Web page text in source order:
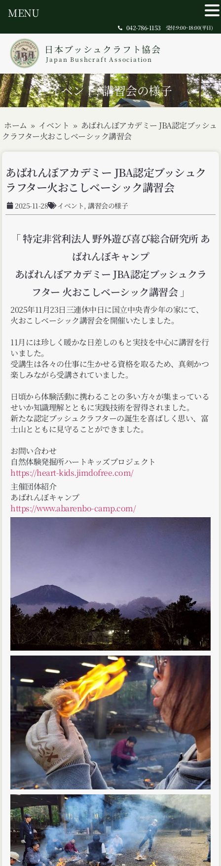
042-786-1153 受付:9:00~18:00(平日)
日本ブッシュクラフト協会
Japan Bushcraft Association
イベント,講習会の様子
ホーム » イベント » あばれんぼアカデミー JBA認定ブッシュ
クラフター火おこしベーシック講習会
あばれんぼアカデミー JBA認定ブッシュク
ラフター火おこしベーシック講習会
2025-11-28 イベント, 講習会の様子
「 特定非営利法人 野外遊び喜び総合研究所 あ
ばれんぼキャンプ
あばれんぼアカデミー JBA認定ブッシュクラ
フター 火おこしベーシック講習会 」
2025年11月23日三連休中日に国立中央青少年の家にて、
火おこしベーシック講習会を開催いたしました。
11月には珍しく暖かな日差しのもと実技を中心に講習を行
いました。
受講生は各々の仕事に生かせる資格を取るため、真剣かつ
楽しみながら受講されていました。
日頃から体験活動に携わることの多い方々が集まっている
せいか知識理解とともに実践技術を習得されました。
新たな認定ブッシュクラフターの誕生を喜ばしく思い、富
士山とともに見守ることができました。
お問い合わせ
自然体験発掘所ハートキッズプロジェクト
https://heart-kids.jimdofree.com/
主催団体紹介
あばれんぼキャンプ
https://www.abarenbo-camp.com/
MENU